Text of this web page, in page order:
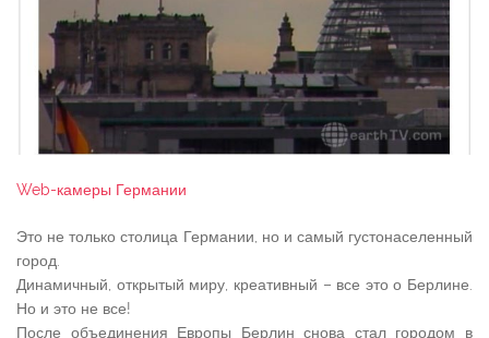
Web-камеры Германии
Это не только столица Германии, но и самый густонаселенный
город.
Динамичный, открытый миру, креативный – все это о Берлине.
Но и это не все!
После объединения Европы Берлин снова стал городом в